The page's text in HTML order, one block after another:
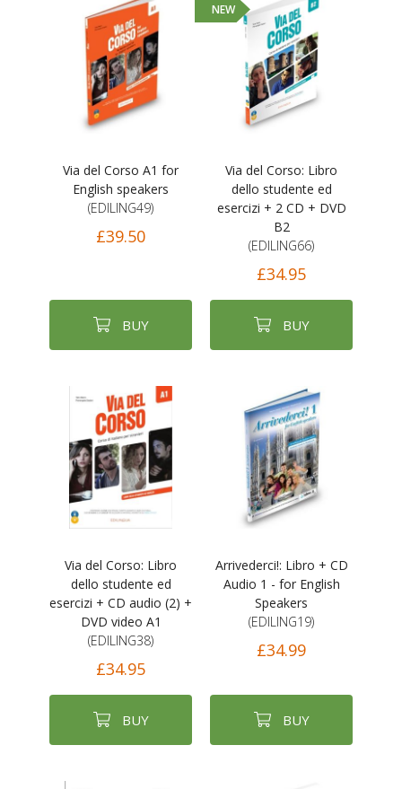
Via del Corso A1 for
English speakers
(EDILING49)
£39.50
BUY
NEW
Via del Corso: Libro
dello studente ed
esercizi + 2 CD + DVD
B2
(EDILING66)
£34.95
BUY
Via del Corso: Libro
dello studente ed
esercizi + CD audio (2) +
DVD video A1
(EDILING38)
£34.95
BUY
Arrivederci!: Libro + CD
Audio 1 - for English
Speakers
(EDILING19)
£34.99
BUY